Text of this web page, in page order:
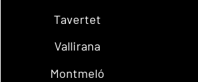
Tavertet
Vallirana
Montmeló